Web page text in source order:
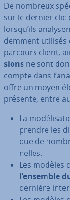
De nombreux
sur le dernier clic
lorsqu’ils
dem­ment utilisés
parcours client,
sions ne sont
compte dans
offre un moyen
présente, entre
La
prendre les
que de
nelles.
Les modèles
l’ensemble
dernière